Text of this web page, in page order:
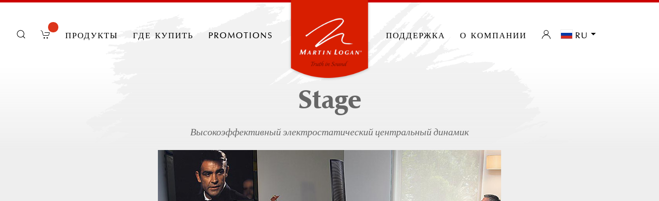
продукты где купить promotions поддержка о компании ru
Stage
Высокоэффективный электростатический центральный динамик